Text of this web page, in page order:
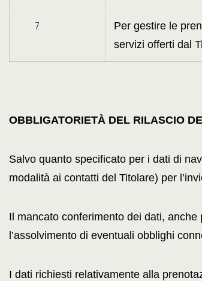
Per gestire le
servizi offerti dal
OBBLIGATORIETÀ DEL RILASCIO
Salvo quanto specificato per i dati di
modalità ai contatti del Titolare) per
Il mancato conferimento dei dati,
l’assolvimento di eventuali obblighi
I dati richiesti relativamente alla